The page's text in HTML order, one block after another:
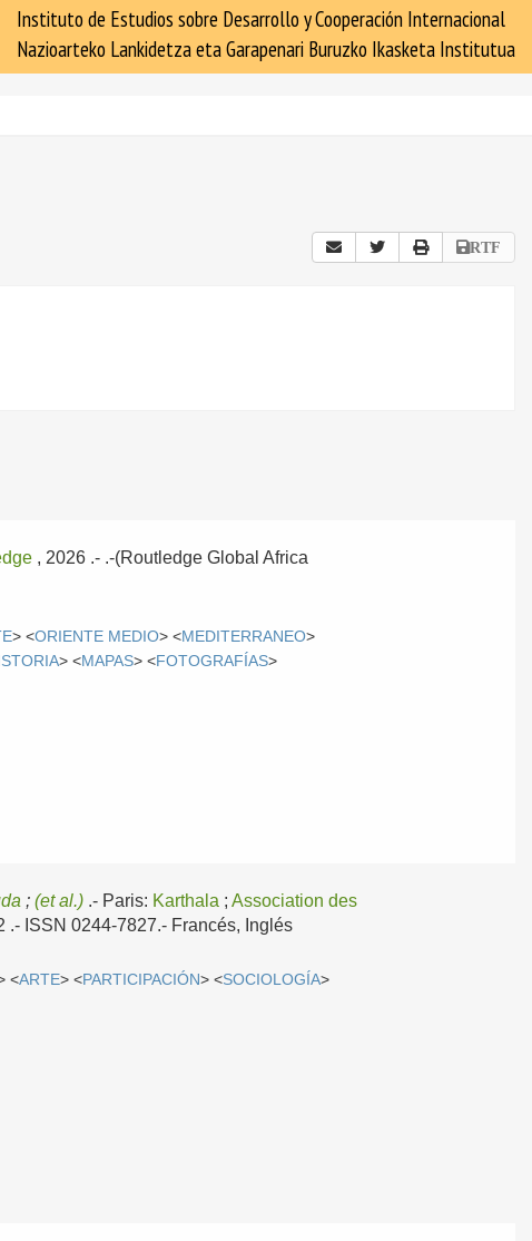
Instituto de Estudios sobre Desarrollo y Cooperación Internacional
Nazioarteko Lankidetza eta Garapenari Buruzko Ikasketa Institutua
RTF
, 2026 .- .-(Routledge Global Africa
> <ORIENTE MEDIO> <MEDITERRANEO>
> <MAPAS> <FOTOGRAFÍAS>
;(et al.) .- Paris: Karthala ;Association des
.- ISSN 0244-7827.- Francés, Inglés
<ARTE> <PARTICIPACIÓN> <SOCIOLOGÍA>